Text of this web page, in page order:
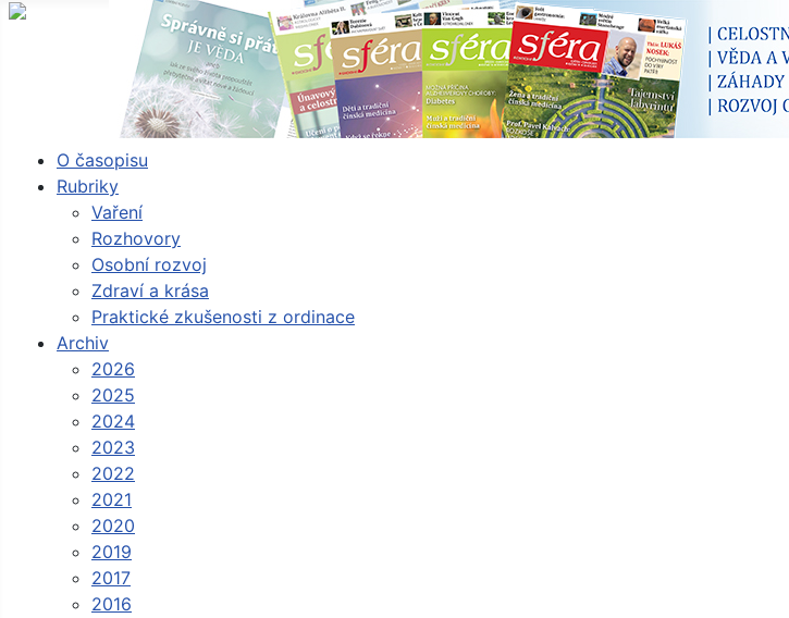
O časopisu
Rubriky
Vaření
Rozhovory
Osobní rozvoj
Zdraví a krása
Praktické zkušenosti z ordinace
Archiv
2026
2025
2024
2023
2022
2021
2020
2019
2017
2016